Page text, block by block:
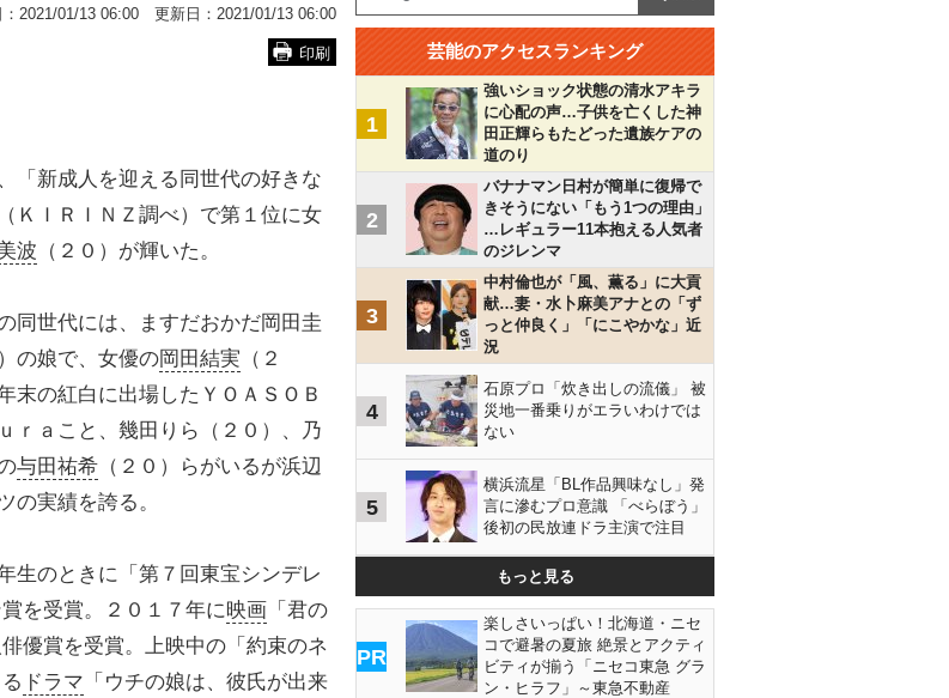
2021/01/13 06:00 更新日： 2021/01/13 06:00
印刷
「新成人を迎える同世代の好きな
ＫＩＲＩＮＺ調べ）で第１位に女
波 （２０）が輝いた。
同世代には、ますだおかだ岡田圭
の娘で、女優の岡田結実 （２
末の紅白に出場したＹＯＡＳＯＢ
ｒａこと、幾田りら（２０）、乃
与田祐希 （２０）らがいるが浜辺
の実績を誇る。
生のときに「第７回東宝シンデレ
を受賞。２０１７年に映画 「君の
優賞を受賞。上映中の「約束のネ
ドラマ 「ウチの娘は、彼氏が出来
芸能のアクセスランキング
1
強いショック状態の清水アキラ
に心配の声…子供を亡くした神
田正輝らもたどった遺族ケアの
道のり
2
バナナマン日村が簡単に復帰で
きそうにない「もう1つの理由」
…レギュラー11本抱える人気者
のジレンマ
3
中村倫也が「風、薫る」に大貢
献…妻・水卜麻美アナとの「ず
っと仲良く」「にこやかな」近
況
4
石原プロ「炊き出しの流儀」 被
災地一番乗りがエラいわけでは
ない
5
横浜流星「BL作品興味なし」発
言に滲むプロ意識 「べらぼう」
後初の民放連ドラ主演で注目
もっと見る
PR
楽しさいっぱい！北海道・ニセ
コで避暑の夏旅 絶景とアクティ
ビティが揃う「ニセコ東急 グラ
ン・ヒラフ」～東急不動産